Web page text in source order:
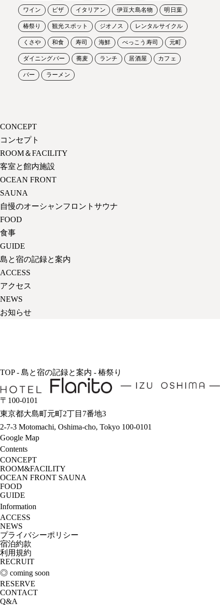
ワイン ピザ イタリアン 伊豆大島名物 明日葉
椿祭り 観光スポット ジオノス レンタルサイクル
くさや 和食 寿司 海鮮 べっこう寿司 元町
ダイニングバー 蕎麦 ランチ 居酒屋 カフェ
バー ラーメン
CONCEPT
コンセプト
ROOM＆FACILITY
客室と館内施設
OCEAN FRONT
SAUNA
自慢のオーシャンフロントサウナ
FOOD
食事
GUIDE
島と宿の記録と案内
ACCESS
アクセス
NEWS
お知らせ
TOP - 島と宿の記録と案内 - 椿祭り
〒100-0101
東京都大島町元町2丁目7番地3
2-7-3 Motomachi, Oshima-cho, Tokyo 100-0101
Google Map
Contents
CONCEPT
ROOM&FACILITY
OCEAN FRONT SAUNA
FOOD
GUIDE
Information
ACCESS
NEWS
プライバシーポリシー
宿泊約款
利用規約
RECRUIT
◎ coming soon
RESERVE
CONTACT
Q&A